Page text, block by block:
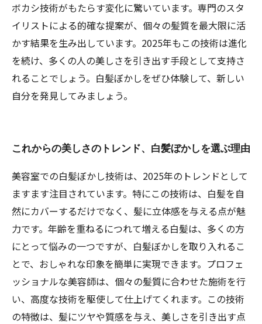
ボカシ技術がもたらす変化に驚いています。専門のスタ
イリストによる的確な提案が、個々の髪質を最大限に活
かす結果を生み出しています。2025年もこの技術は進化
を続け、多くの人の美しさを引き出す手段として支持さ
れることでしょう。白髪ぼかしをぜひ体験して、新しい
自分を発見してみましょう。
これからの美しさのトレンド、白髪ぼかしを選ぶ理由
美容室での白髪ぼかし技術は、2025年のトレンドとして
ますます注目されています。特にこの技術は、白髪を自
然にカバーするだけでなく、髪に立体感を与える点が魅
力です。年齢を重ねるにつれて増える白髪は、多くの方
にとって悩みの一つですが、白髪ぼかしを取り入れるこ
とで、おしゃれな印象を簡単に実現できます。プロフェ
ッショナルな美容師は、個々の髪質に合わせた施術を行
い、高度な技術を駆使して仕上げてくれます。この技術
の特徴は、髪にツヤや質感を与え、美しさを引き出す点